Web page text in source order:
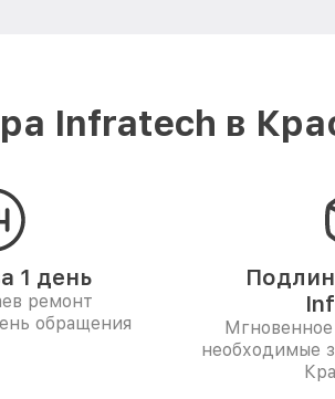
Infratech в
1 день
ремонт
обращения
необходимые